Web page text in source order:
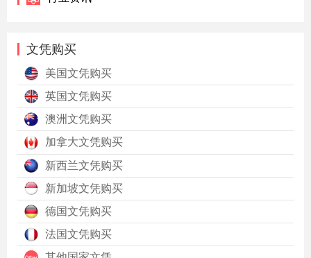
文凭购买
美国文凭购买
英国文凭购买
澳洲文凭购买
加拿大文凭购买
新西兰文凭购买
新加坡文凭购买
德国文凭购买
法国文凭购买